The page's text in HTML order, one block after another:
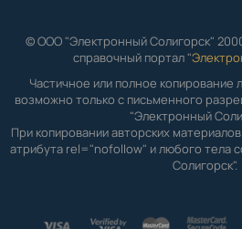
© ООО "Электронный Солигорск"
справочный портал "
Частичное или полное копирование
возможно только с письменного
"Электронный
При копировании авторских
атрибута rel="nofollow" и любого тела
Солигорск".